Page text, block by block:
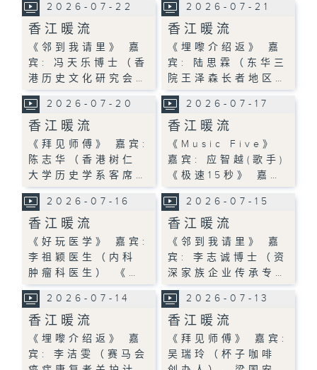
2026-07-22
香江暖流
《邻到我请里》 嘉
宾: 冯天乐博士（香
港历史文化研究会…
2026-07-21
香江暖流
《埋嚟介绍返》 嘉
宾: 陆思霖（东华三
院王泽森长者地区…
2026-07-20
香江暖流
《拜见师傅》 嘉宾:
陈志华（香港树仁
大学历史学系客席…
2026-07-17
香江暖流
《Music Five》
嘉宾: 应智越(歌手)
《极速15秒》 嘉…
2026-07-16
香江暖流
《好玩医学》 嘉宾:
李祖颖医生（内科
肿瘤科医生） 《…
2026-07-15
香江暖流
《邻到我请里》 嘉
宾: 李志诚博士（资
深家族企业传承专…
2026-07-14
香江暖流
《埋嚟介绍返》 嘉
宾: 李洁雯（赛马会
2026-07-13
香江暖流
《拜见师傅》 嘉宾:
吴瑞玲（杯子咖啡